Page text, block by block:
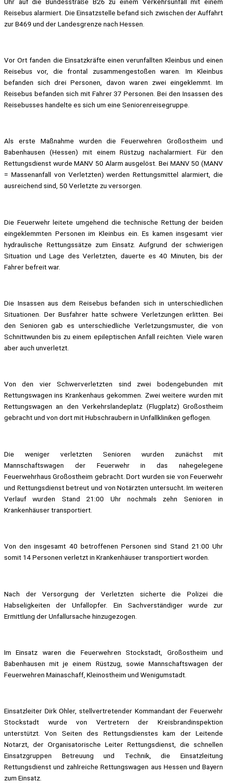
Reisebus alarmiert. Die Einsatzstelle befand sich zwischen der Auffahrt
zur B469 und der Landesgrenze nach Hessen.
Vor Ort fanden die Einsatzkräfte einen verunfallten Kleinbus und einen
Reisebus vor, die frontal zusammengestoßen waren. Im Kleinbus
befanden sich drei Personen, davon waren zwei eingeklemmt. Im
Reisebus befanden sich mit Fahrer 37 Personen. Bei den Insassen des
Reisebusses handelte es sich um eine Seniorenreisegruppe.
Als erste Maßnahme wurden die Feuerwehren Großostheim und
Babenhausen (Hessen) mit einem Rüstzug nachalarmiert. Für den
Rettungsdienst wurde MANV 50 Alarm ausgelöst. Bei MANV 50 (MANV
= Massenanfall von Verletzten) werden Rettungsmittel alarmiert, die
ausreichend sind, 50 Verletzte zu versorgen.
Die Feuerwehr leitete umgehend die technische Rettung der beiden
eingeklemmten Personen im Kleinbus ein. Es kamen insgesamt vier
hydraulische Rettungssätze zum Einsatz. Aufgrund der schwierigen
Situation und Lage des Verletzten, dauerte es 40 Minuten, bis der
Fahrer befreit war.
Die Insassen aus dem Reisebus befanden sich in unterschiedlichen
Situationen. Der Busfahrer hatte schwere Verletzungen erlitten. Bei
den Senioren gab es unterschiedliche Verletzungsmuster, die von
Schnittwunden bis zu einem epileptischen Anfall reichten. Viele waren
aber auch unverletzt.
Von den vier Schwerverletzten sind zwei bodengebunden mit
Rettungswagen ins Krankenhaus gekommen. Zwei weitere wurden mit
Rettungswagen an den Verkehrslandeplatz (Flugplatz) Großostheim
gebracht und von dort mit Hubschraubern in Unfallkliniken geflogen.
Die weniger verletzten Senioren wurden zunächst mit
Mannschaftswagen der Feuerwehr in das nahegelegene
Feuerwehrhaus Großostheim gebracht. Dort wurden sie von Feuerwehr
und Rettungsdienst betreut und von Notärzten untersucht. Im weiteren
Verlauf wurden Stand 21:00 Uhr nochmals zehn Senioren in
Krankenhäuser transportiert.
Von den insgesamt 40 betroffenen Personen sind Stand 21:00 Uhr
somit 14 Personen verletzt in Krankenhäuser transportiert worden.
Nach der Versorgung der Verletzten sicherte die Polizei die
Habseligkeiten der Unfallopfer. Ein Sachverständiger wurde zur
Ermittlung der Unfallursache hinzugezogen.
Im Einsatz waren die Feuerwehren Stockstadt, Großostheim und
Babenhausen mit je einem Rüstzug, sowie Mannschaftswagen der
Feuerwehren Mainaschaff, Kleinostheim und Wenigumstadt.
Einsatzleiter Dirk Ohler, stellvertretender Kommandant der Feuerwehr
Stockstadt wurde von Vertretern der Kreisbrandinspektion
unterstützt. Von Seiten des Rettungsdienstes kam der Leitende
Notarzt, der Organisatorische Leiter Rettungsdienst, die schnellen
Einsatzgruppen Betreuung und Technik, die Einsatzleitung
Rettungsdienst und zahlreiche Rettungswagen aus Hessen und Bayern
zum Einsatz.